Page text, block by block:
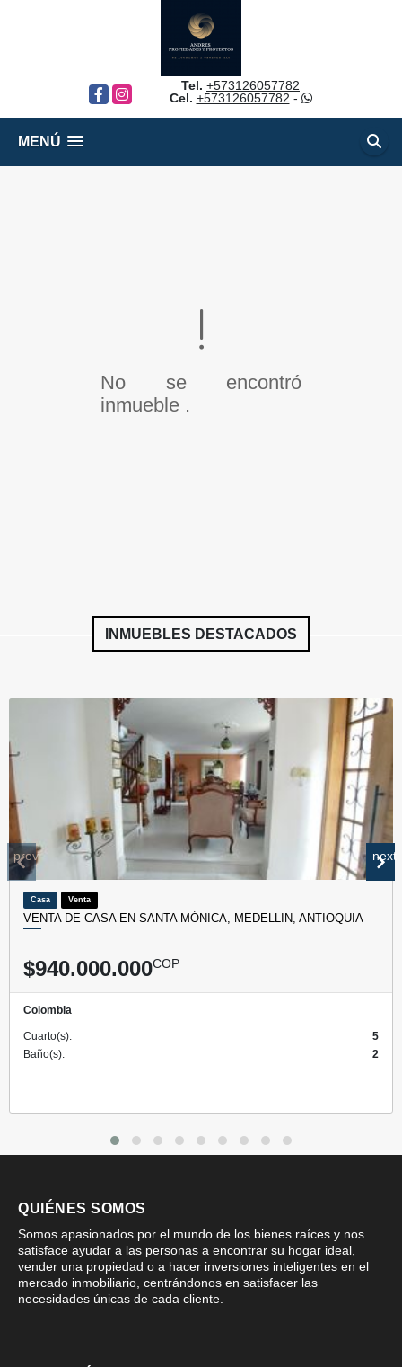
FacebookInstagram
Tel. +573126057782
Cel. +573126057782 -
MENÚ
No se encontró
inmueble .
INMUEBLES DESTACADOS
Casa Venta
VENTA DE CASA EN SANTA MÓNICA, MEDELLIN, ANTIOQUIA
$940.000.000COP
Colombia
Cuarto(s):
5
Baño(s):
2
prev next
QUIÉNES SOMOS
Somos apasionados por el mundo de los bienes raíces y nos
satisface ayudar a las personas a encontrar su hogar ideal,
vender una propiedad o a hacer inversiones inteligentes en el
mercado inmobiliario, centrándonos en satisfacer las
necesidades únicas de cada cliente.